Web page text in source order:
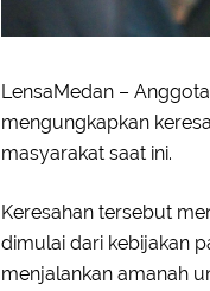
LensaMedan –
mengungkapkan
masyarakat saat ini.
Keresahan tersebut
dimulai dari kebijakan
menjalankan amanah